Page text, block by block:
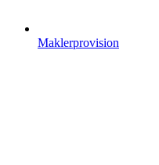
Maklerprovision